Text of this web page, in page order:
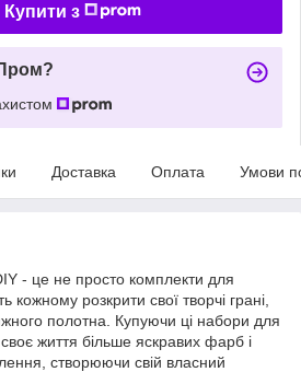
Купити з
Доставка Оплата Умови
- це не просто комплекти для
кожному розкрити свої творчі грані,
полотна. Купуючи ці набори для
життя більше яскравих фарб і
створюючи свій власний